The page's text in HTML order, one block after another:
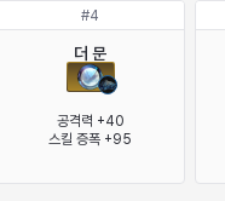
#4
더 문
공격력 +40
스킬 증폭 +95